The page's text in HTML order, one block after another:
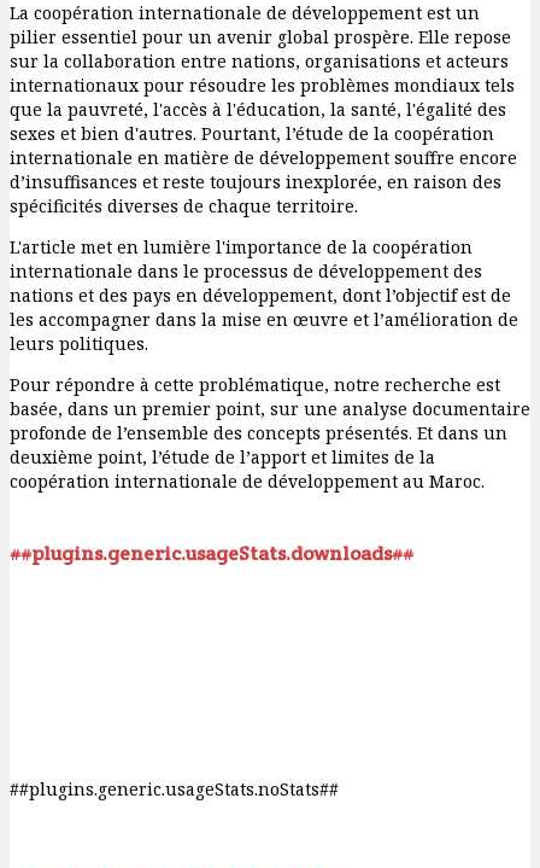
La coopération internationale de développement est un
pilier essentiel pour un avenir global prospère. Elle repose
sur la collaboration entre nations, organisations et acteurs
internationaux pour résoudre les problèmes mondiaux tels
que la pauvreté, l'accès à l'éducation, la santé, l'égalité des
sexes et bien d'autres. Pourtant, l’étude de la coopération
internationale en matière de développement souffre encore
d’insuffisances et reste toujours inexplorée, en raison des
spécificités diverses de chaque territoire.
L'article met en lumière l'importance de la coopération
internationale dans le processus de développement des
nations et des pays en développement, dont l’objectif est de
les accompagner dans la mise en œuvre et l’amélioration de
leurs politiques.
Pour répondre à cette problématique, notre recherche est
basée, dans un premier point, sur une analyse documentaire
profonde de l’ensemble des concepts présentés. Et dans un
deuxième point, l’étude de l’apport et limites de la
coopération internationale de développement au Maroc.
##plugins.generic.usageStats.downloads##
##plugins.generic.usageStats.noStats##